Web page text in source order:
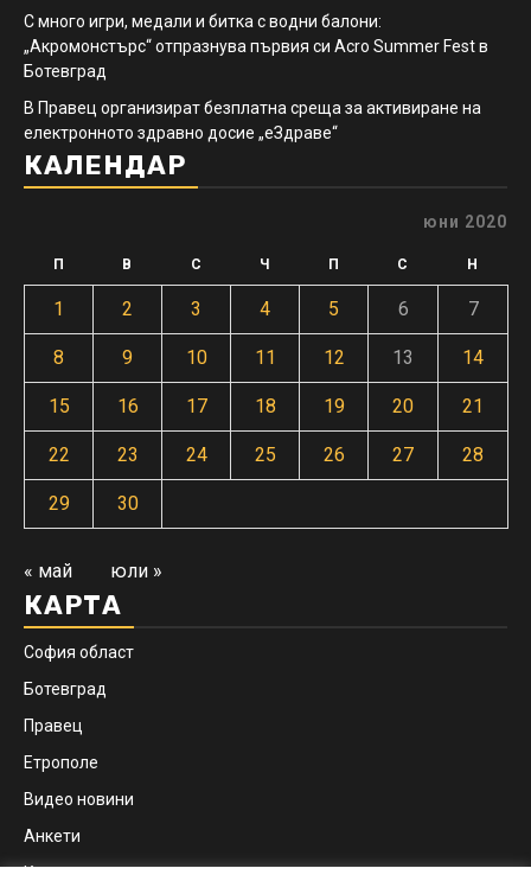
С много игри, медали и битка с водни балони:
„Акромонстърс“ отпразнува първия си Acro Summer Fest в
Ботевград
В Правец организират безплатна среща за активиране на
електронното здравно досие „еЗдраве“
КАЛЕНДАР
юни 2020
П В С Ч П С Н
1 2 3 4 5 6 7
8 9 10 11 12 13 14
15 16 17 18 19 20 21
22 23 24 25 26 27 28
29 30
« май юли »
КАРТА
София област
Ботевград
Правец
Етрополе
Видео новини
Анкети
Контакти